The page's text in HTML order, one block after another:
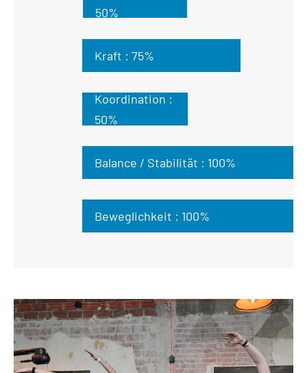
50%
Kraft : 75%
Koordination :
50%
Balance / Stabilität : 100%
Beweglichkeit : 100%